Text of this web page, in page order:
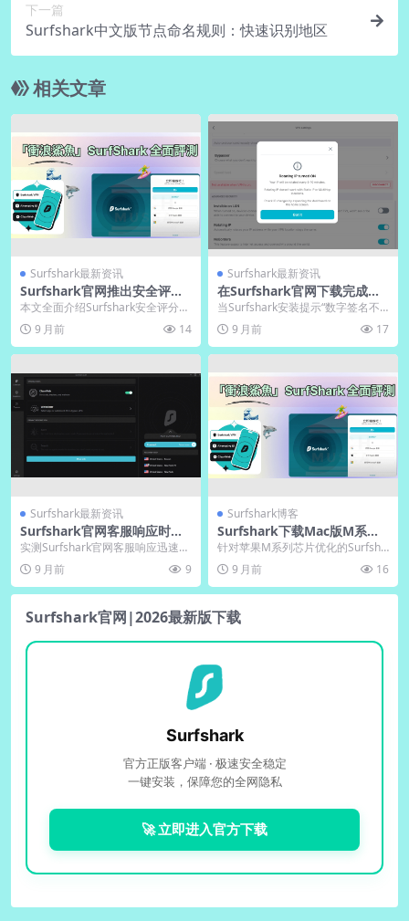
下一篇
Surfshark中文版节点命名规则：快速识别地区
相关文章
Surfshark最新资讯
Surfshark官网推出安全评分
｜下载后自检隐私等级
本文全面介绍Surfshark安全评分功
能的各项特性。该功能通过官网下
载后即可对...
9 月前 14
Surfshark最新资讯
在Surfshark官网下载完成提
示“签名不一致”还要装吗
当Surfshark安装提示“数字签名不
一致”时务必立即终止安装，这可能
是文件遭...
9 月前 17
Surfshark最新资讯
Surfshark官网客服响应时
间：中文版电脑版24小时实测
实测Surfshark官网客服响应迅速，
全天候中文支持平均30秒内应答，
专业团队...
9 月前 9
Surfshark博客
Surfshark下载Mac版M系列
芯片优化｜官网性能翻倍
针对苹果M系列芯片优化的Surfsha
rk Mac版带来突破性体验。深度重
构的应...
9 月前 16
Surfshark官网|2026最新版下载
Surfshark
官方正版客户端 · 极速安全稳定
一键安装，保障您的全网隐私
🚀 立即进入官方下载